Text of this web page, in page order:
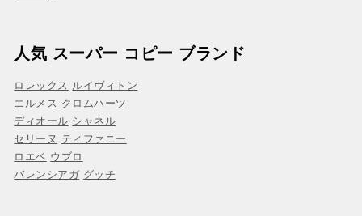
人気 スーパー コピー ブランド
ロレックス ルイヴィトン
エルメス クロムハーツ
ディオール シャネル
セリーヌ ティファニー
ロエベ ウブロ
バレンシアガ グッチ